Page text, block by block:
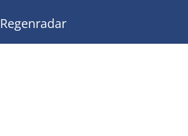
Regenradar